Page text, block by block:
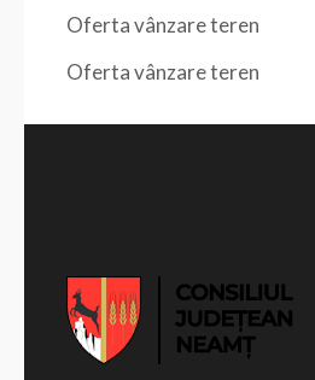
Oferta vânzare teren
Oferta vânzare teren